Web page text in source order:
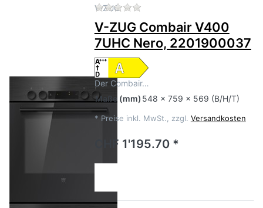
V-ZUG Zu diesem Produkt liegen
V-ZUG Combair V400
7UHC Nero, 2201900037
Der Combair…
Maße (mm) 548 x 759 x 569 (B/H/T)
* Preise inkl. MwSt., zzgl. Versandkosten
CHF 1'195.70 *